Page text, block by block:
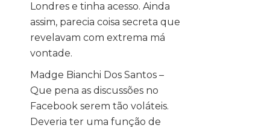
Londres e tinha acesso. Ainda
assim, parecia coisa secreta que
revelavam com extrema má
vontade.
Madge Bianchi Dos Santos –
Que pena as discussões no
Facebook serem tão voláteis.
Deveria ter uma função de